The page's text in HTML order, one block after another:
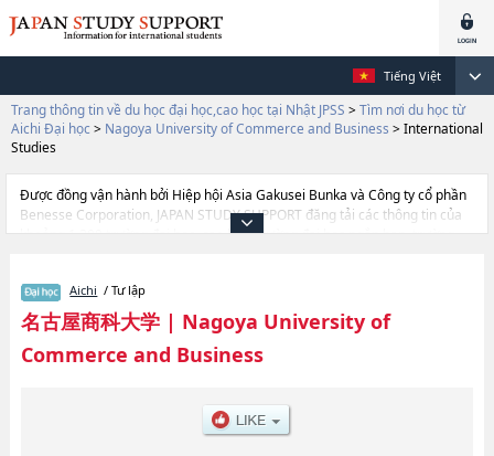
Tiếng Việt
Trang thông tin về du học đại học,cao học tại Nhật JPSS > Tìm nơi du học từ
Aichi Đại học > Nagoya University of Commerce and Business > International
Studies
Được đồng vận hành bởi Hiệp hội Asia Gakusei Bunka và Công ty cổ phần
Benesse Corporation, JAPAN STUDY SUPPORT đăng tải các thông tin của
khoảng 1.300 trường đại học, cao học, trường đại học ngắn hạn, trường
and Business, và thông tin cần thiết dành cho du học sinh, như là về các
Ngành EconomicshoặcNgành International StudieshoặcNgành
CommercehoặcNgành ManagementhoặcNgành Global BBA, thông tin về
từng ngành học, thông tin liên quan đến thi tuyển như số lượng tuyển sinh,
Aichi / Tư lập
名古屋商科大学| Nagoya University of
Commerce and Business